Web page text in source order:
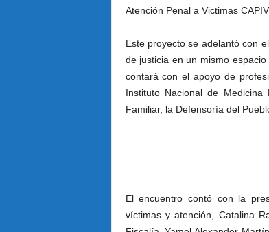
Atención Penal a Victimas CAPIV.
Este proyecto se adelantó con
de justicia en un mismo
contará con el apoyo de
Instituto Nacional de
Familiar, la Defensoría del
El encuentro contó con la
víctimas y atención, Catalina